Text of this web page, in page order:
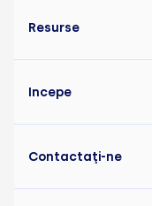
Resurse
Incepe
Contactaţi-ne